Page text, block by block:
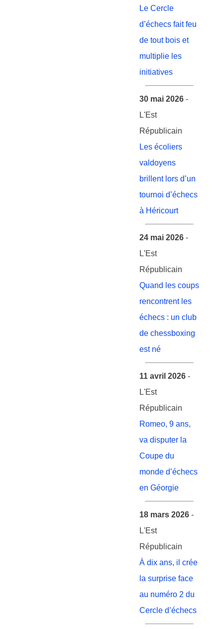
Le Cercle
d’échecs fait feu
de tout bois et
multiplie les
initiatives
30 mai 2026 -
L'Est
Républicain
Les écoliers
valdoyens
brillent lors d’un
tournoi d’échecs
à Héricourt
24 mai 2026 -
L'Est
Républicain
Quand les coups
rencontrent les
échecs : un club
de chessboxing
est né
11 avril 2026 -
L'Est
Républicain
Romeo, 9 ans,
va disputer la
Coupe du
monde d’échecs
en Géorgie
18 mars 2026 -
L'Est
Républicain
À dix ans, il crée
la surprise face
au numéro 2 du
Cercle d’échecs